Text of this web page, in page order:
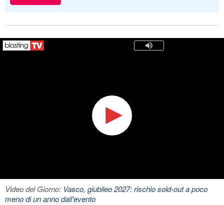
Video del Giorno: Vasco, giubileo 2027: rischio sold-out a poco
meno di un anno dall'evento